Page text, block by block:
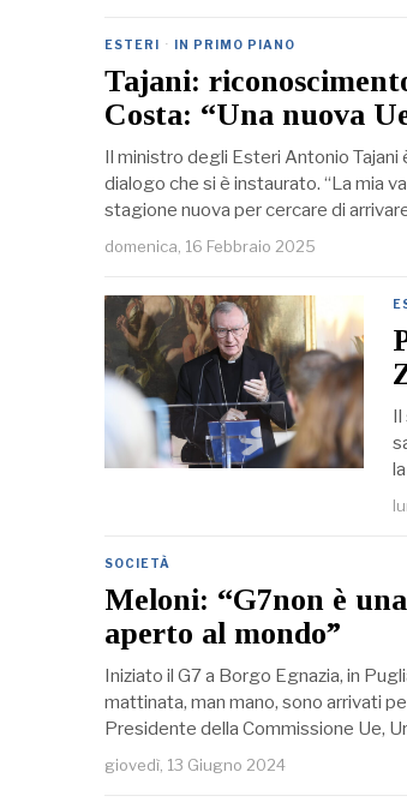
ESTERI · IN PRIMO PIANO
Tajani:
Costa: “Una nuova
Il ministro degli Esteri Antonio
dialogo che si è instaurato. “La mia
stagione nuova per cercare di
domenica, 16 Febbraio 2025
SOCIETÀ
Meloni: “G7non è
aperto al mondo”
Iniziato il G7 a Borgo Egnazia, in
mattinata, man mano, sono arrivati
Presidente della Commissione Ue,
giovedì, 13 Giugno 2024